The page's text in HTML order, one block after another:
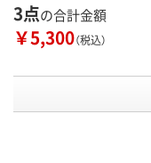
3点の合計金額
￥5,300（税込）